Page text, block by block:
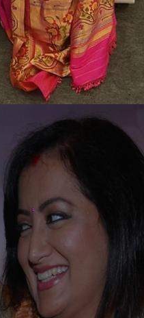
ಅಂಬಿ
ನಮ್ಮನ್ನು ಅಗಲಿ
ಎಲ್ಲರ ಪ್ರೀತಿಯ
ಫೋಟೋ